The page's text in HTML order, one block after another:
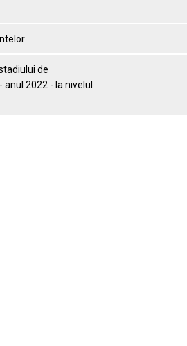
de
2022 - la nivelul